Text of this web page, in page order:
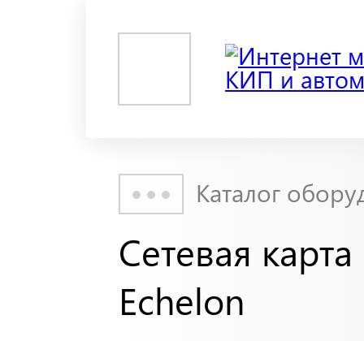
Каталог
Сетевая
Echelon